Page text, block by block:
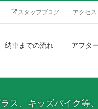
スタッフブログ アクセス
納車までの流れ アフタ
ス、キッズバイク等